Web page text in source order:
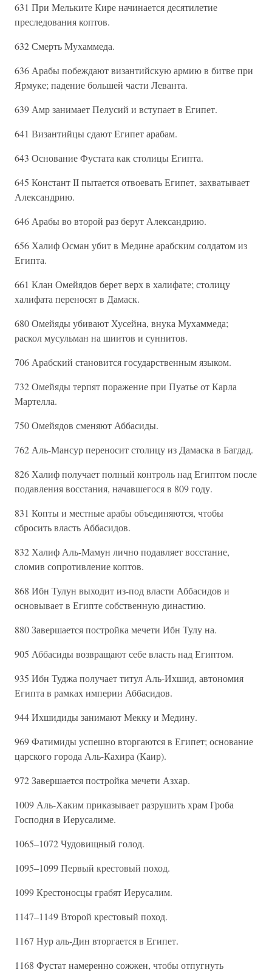
631 При Мельките Кире начинается десятилетие
преследования коптов.
632 Смерть Мухаммеда.
636 Арабы побеждают византийскую армию в битве при
Ярмуке; падение большей части Леванта.
639 Амр занимает Пелусий и вступает в Египет.
641 Византийцы сдают Египет арабам.
643 Основание Фустата как столицы Египта.
645 Констант II пытается отвоевать Египет, захватывает
Александрию.
646 Арабы во второй раз берут Александрию.
656 Халиф Осман убит в Медине арабским солдатом из
Египта.
661 Клан Омейядов берет верх в халифате; столицу
халифата переносят в Дамаск.
680 Омейяды убивают Хусейна, внука Мухаммеда;
раскол мусульман на шиитов и суннитов.
706 Арабский становится государственным языком.
732 Омейяды терпят поражение при Пуатье от Карла
Мартелла.
750 Омейядов сменяют Аббасиды.
762 Аль-Мансур переносит столицу из Дамаска в Багдад.
826 Халиф получает полный контроль над Египтом после
подавления восстания, начавшегося в 809 году.
831 Копты и местные арабы объединяются, чтобы
сбросить власть Аббасидов.
832 Халиф Аль-Мамун лично подавляет восстание,
сломив сопротивление коптов.
868 Ибн Тулун выходит из-под власти Аббасидов и
основывает в Египте собственную династию.
880 Завершается постройка мечети Ибн Тулу на.
905 Аббасиды возвращают себе власть над Египтом.
935 Ибн Туджа получает титул Аль-Ихшид, автономия
Египта в рамках империи Аббасидов.
944 Ихшидиды занимают Мекку и Медину.
969 Фатимиды успешно вторгаются в Египет; основание
царского города Аль-Кахира (Каир).
972 Завершается постройка мечети Азхар.
1009 Аль-Хаким приказывает разрушить храм Гроба
Господня в Иерусалиме.
1065–1072 Чудовищный голод.
1095–1099 Первый крестовый поход.
1099 Крестоносцы грабят Иерусалим.
1147–1149 Второй крестовый поход.
1167 Нур аль-Дин вторгается в Египет.
1168 Фустат намеренно сожжен, чтобы отпугнуть